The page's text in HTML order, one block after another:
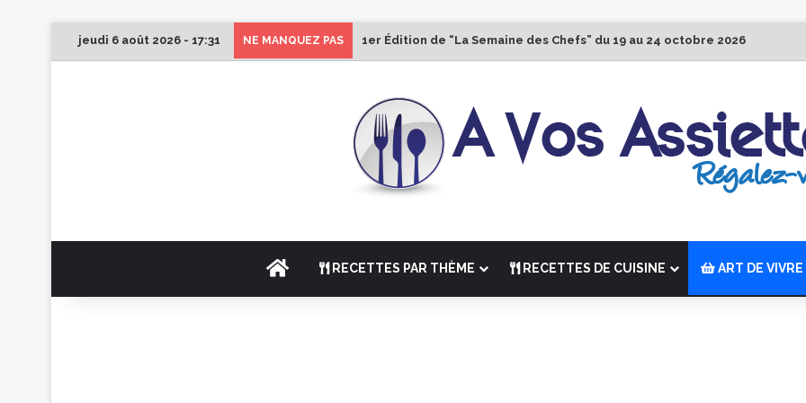
jeudi 6 août 2026 - 17:31 NE MANQUEZ PAS 1er Édition de “La Semaine des Chefs” du 19 au 24 octobre 2026
ACCUEILRECETTES PAR THÈME RECETTES DE CUISINE ART DE VIVRE